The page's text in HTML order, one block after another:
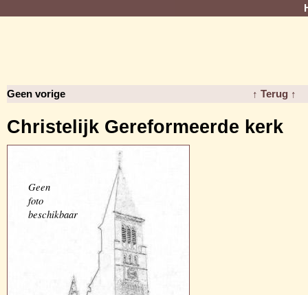
Geen vorige ↑ Terug ↑
Christelijk Gereformeerde kerk
Geen
foto
beschikbaar